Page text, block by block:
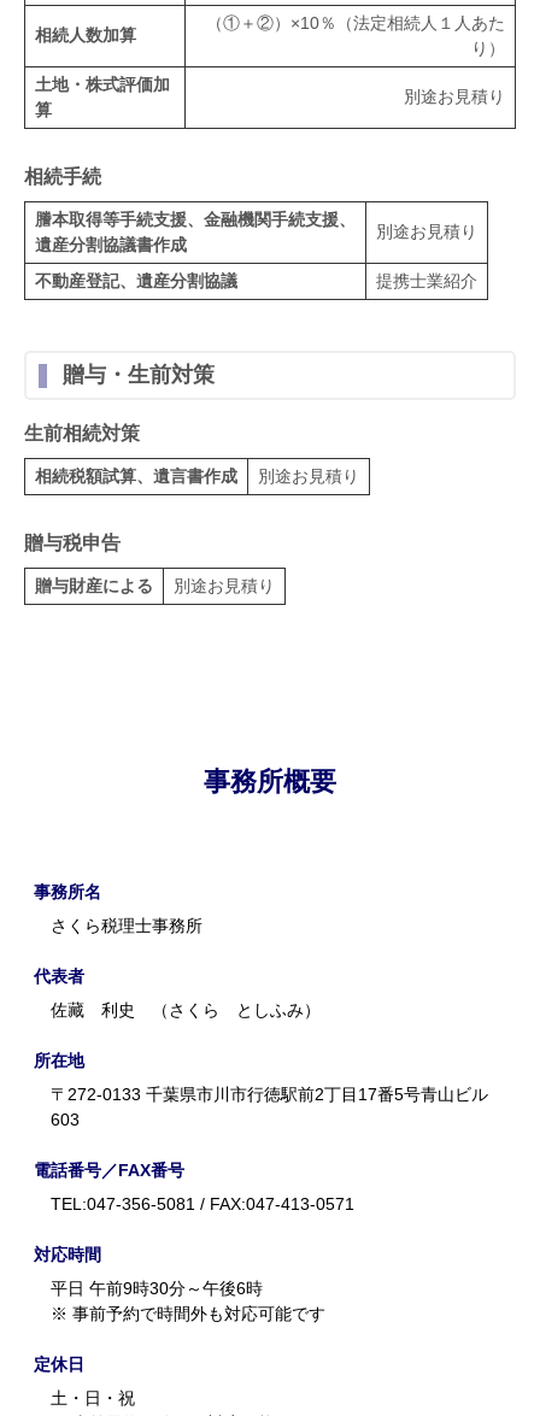
相続人数加算
（①＋②）×10％（法定相続人１人あた
り）
土地・株式評価加
算
別途お見積り
相続手続
謄本取得等手続支援、金融機関手続支援、
遺産分割協議書作成
別途お見積り
不動産登記、遺産分割協議 提携士業紹介
贈与・生前対策
生前相続対策
相続税額試算、遺言書作成 別途お見積り
贈与税申告
贈与財産による 別途お見積り
事務所概要
事務所名
さくら税理士事務所
代表者
佐藏 利史 （さくら としふみ）
所在地
〒272-0133 千葉県市川市行徳駅前2丁目17番5号青山ビル
603
電話番号／FAX番号
TEL:047-356-5081 / FAX:047-413-0571
対応時間
平日 午前9時30分～午後6時
※ 事前予約で時間外も対応可能です
定休日
土・日・祝